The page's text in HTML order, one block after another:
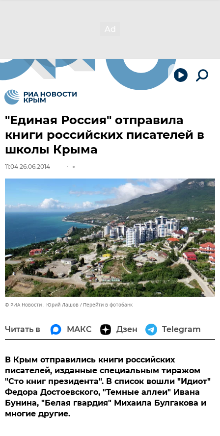
"Единая Россия" отправила
книги российских писателей в
школы Крыма
11:04 26.06.2014
© РИА Новости . Юрий Лашов Перейти в фотобанк
Читать в МАКС Дзен Telegram
В Крым отправились книги российских
писателей, изданные специальным тиражом
"Сто книг президента". В список вошли "Идиот"
Федора Достоевского, "Темные аллеи" Ивана
Бунина, "Белая гвардия" Михаила Булгакова и
многие другие.